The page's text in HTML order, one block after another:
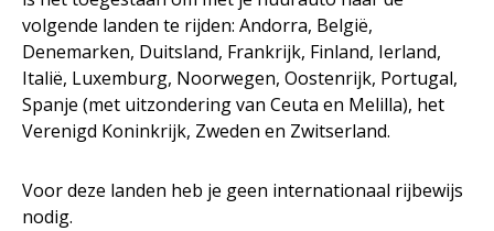
volgende landen te rijden: Andorra, België,
Denemarken, Duitsland, Frankrijk, Finland, Ierland,
Italië, Luxemburg, Noorwegen, Oostenrijk, Portugal,
Spanje (met uitzondering van Ceuta en Melilla), het
Verenigd Koninkrijk, Zweden en Zwitserland.
Voor deze landen heb je geen internationaal rijbewijs
nodig.